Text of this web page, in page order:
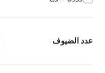
عدد الضيوف